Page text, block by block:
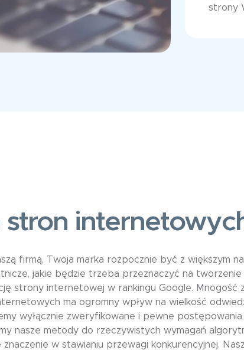
strony
stron
firmą, Twoja marka rozpocznie być z większym
jakie będzie trzeba przeznaczyć na
strony internetowej w rankingu Google. Mnogość
ma ogromny wpływ na wielkość
wyłącznie zweryfikowane i pewne
nasze metody do rzeczywistych wymagań
znaczenie w stawianiu przewagi konkurencyjnej.